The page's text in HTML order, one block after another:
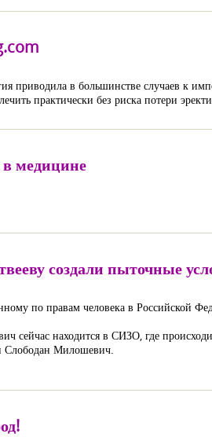
приводила в большинстве случаев к
практически без риска потери
медицине
создали пыточные
по правам человека в Российской
сейчас находится в СИЗО, где
Слободан Милошевич.